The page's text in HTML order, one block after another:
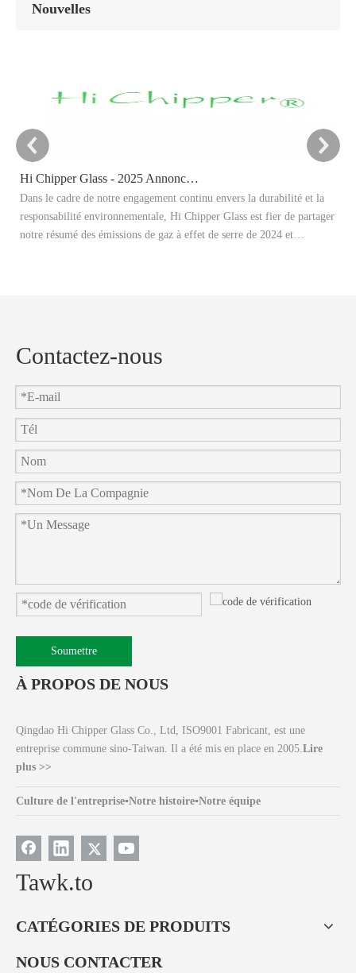
Nouvelles
Hi Chipper Glass - 2025 Annonce cible de réduction du carbone
Dans le cadre de notre engagement continu envers la durabilité et la
responsabilité environnementale, Hi Chipper Glass est fier de partager
notre résumé des émissions de gaz à effet de serre de 2024 et
Contactez-nous
Soumettre
À PROPOS DE NOUS
Qingdao Hi Chipper Glass Co., Ltd, ISO9001 Fabricant, est une
entreprise commune sino-Taiwan. Il a été mis en place en 2005.Lire
plus >>
Culture de l'entreprise▪Notre histoire▪Notre équipe
Tawk.to
CATÉGORIES DE PRODUITS
NOUS CONTACTER